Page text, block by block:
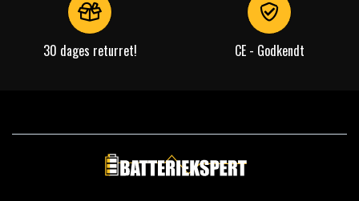
30 dages returret! CE - Godkendt